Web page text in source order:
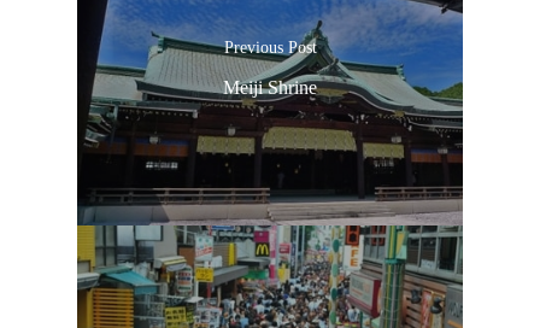
Previous Post
Meiji Shrine